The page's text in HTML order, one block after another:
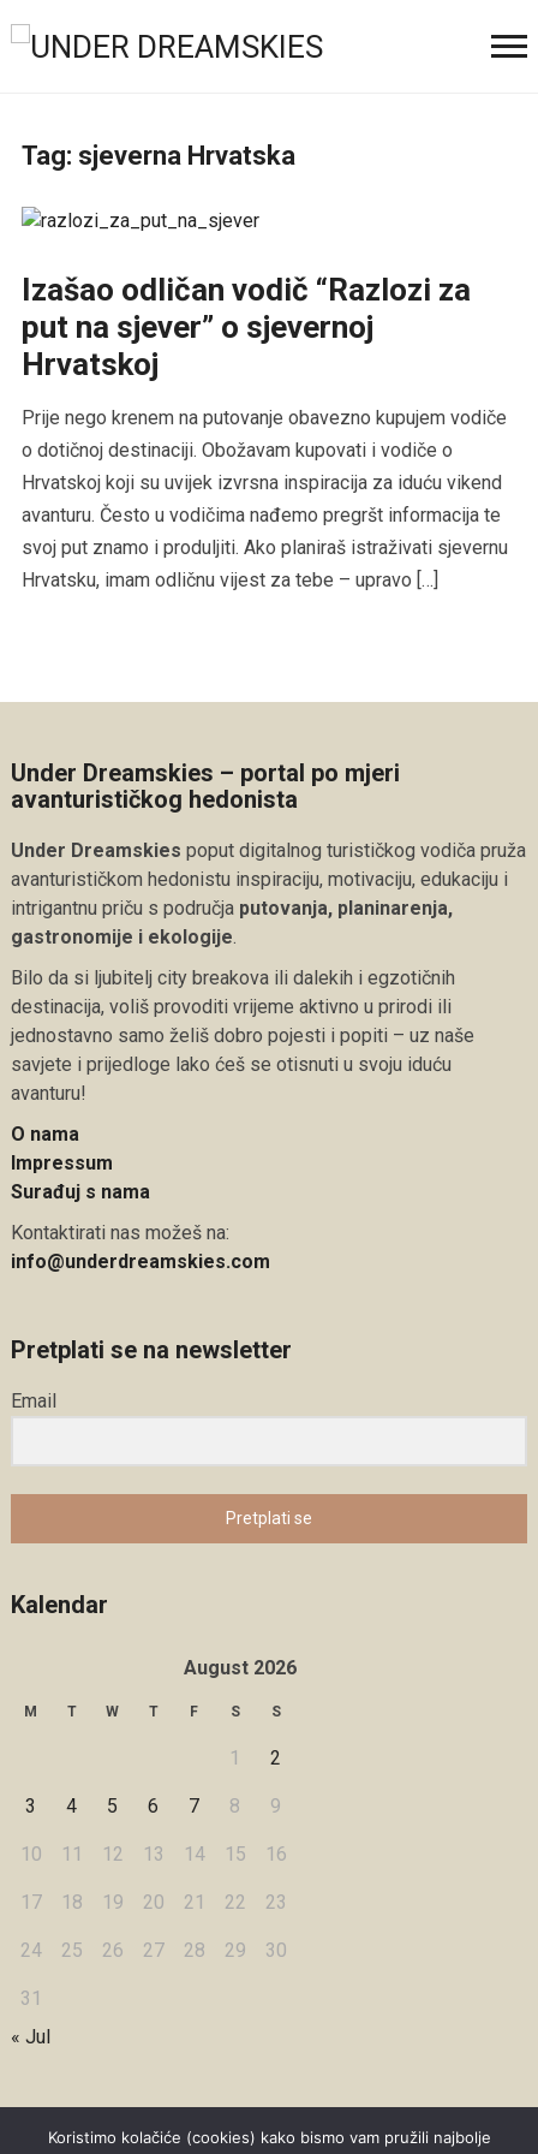
Tag: sjeverna Hrvatska
Izašao odličan vodič “Razlozi za
put na sjever” o sjevernoj
Hrvatskoj
Prije nego krenem na putovanje obavezno kupujem vodiče
o dotičnoj destinaciji. Obožavam kupovati i vodiče o
Hrvatskoj koji su uvijek izvrsna inspiracija za iduću vikend
avanturu. Često u vodičima nađemo pregršt informacija te
svoj put znamo i produljiti. Ako planiraš istraživati sjevernu
Hrvatsku, imam odličnu vijest za tebe – upravo […]
Under Dreamskies – portal po mjeri
avanturističkog hedonista
Under Dreamskies poput digitalnog turističkog vodiča pruža
avanturističkom hedonistu inspiraciju, motivaciju, edukaciju i
intrigantnu priču s područja putovanja, planinarenja,
gastronomije i ekologije.
Bilo da si ljubitelj city breakova ili dalekih i egzotičnih
destinacija, voliš provoditi vrijeme aktivno u prirodi ili
jednostavno samo želiš dobro pojesti i popiti – uz naše
savjete i prijedloge lako ćeš se otisnuti u svoju iduću
avanturu!
O nama
Impressum
Surađuj s nama
Kontaktirati nas možeš na:
info@underdreamskies.com
Pretplati se na newsletter
Email
Pretplati se
Kalendar
August 2026
M T W T F S S
1 2
3 4 5 6 7 8 9
10 11 12 13 14 15 16
17 18 19 20 21 22 23
24 25 26 27 28 29 30
31
« Jul
Koristimo kolačiće (cookies) kako bismo vam pružili najbolje